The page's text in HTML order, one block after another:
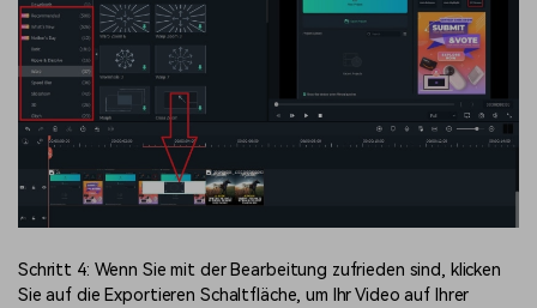
Schritt 4: Wenn Sie mit der Bearbeitung zufrieden sind, klicken
Sie auf die Exportieren Schaltfläche, um Ihr Video auf Ihrer